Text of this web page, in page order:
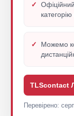
Можемо
TLScontact
Перевірено: